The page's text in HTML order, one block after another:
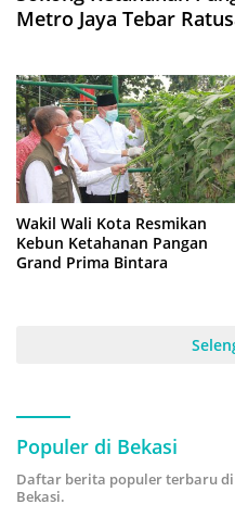
Metro Jaya Tebar
Wakil Wali Kota Resmikan
Kebun Ketahanan Pangan
Grand Prima Bintara
Populer di Bekasi
Daftar berita populer terbaru di
Bekasi.